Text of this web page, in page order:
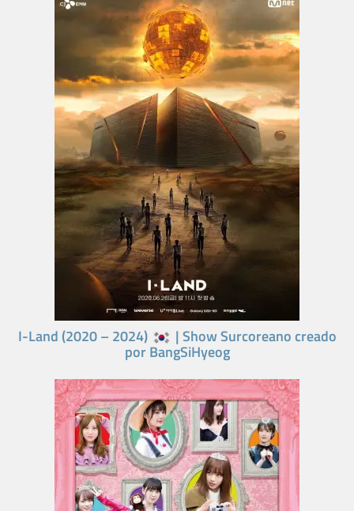
I-Land (2020 – 2024) | Show Surcoreano creado
por BangSiHyeog